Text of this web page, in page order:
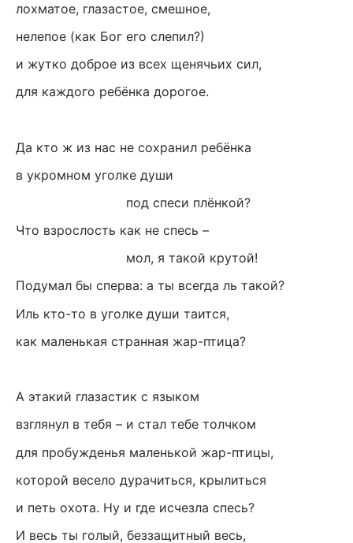
лохматое, глазастое, смешное,
нелепое (как Бог его слепил?)
и жутко доброе из всех щенячьих сил,
для каждого ребёнка дорогое.
Да кто ж из нас не сохранил ребёнка
в укромном уголке души
под спеси плёнкой?
Что взрослость как не спесь –
мол, я такой крутой!
Подумал бы сперва: а ты всегда ль такой?
Иль кто-то в уголке души таится,
как маленькая странная жар-птица?
А этакий глазастик с языком
взглянул в тебя – и стал тебе толчком
для пробужденья маленькой жар-птицы,
которой весело дурачиться, крылиться
и петь охота. Ну и где исчезла спесь?
И весь ты голый, беззащитный весь,